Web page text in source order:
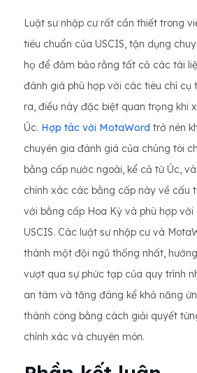
Luật sư nhập cư rất cần thiết trong
tiêu chuẩn của USCIS, tận dụng
họ để đảm bảo rằng tất cả các tài
đánh giá phù hợp với các tiêu chí cụ
ra, điều này đặc biệt quan trọng khi
Úc. Hợp tác với MotaWord trở nên
chuyên gia đánh giá của chúng tôi
bằng cấp nước ngoài, kể cả từ Úc,
chính xác các bằng cấp này về cấu
với bằng cấp Hoa Kỳ và phù hợp
USCIS. Các luật sư nhập cư và
thành một đội ngũ thống nhất,
vượt qua sự phức tạp của quy trình
an tâm và tăng đáng kể khả năng
thành công bằng cách giải quyết
chính xác và chuyên môn.